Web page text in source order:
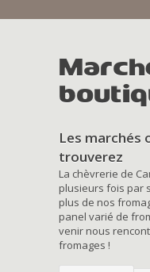
Les marchés
trouverez
La chèvrerie de
plusieurs fois par
plus de nos
panel varié de
venir nous
fromages !